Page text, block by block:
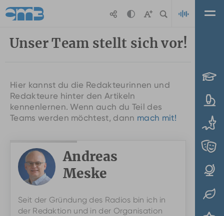
Zum Hauptinhalt springen
Unser Team stellt sich vor!
Hier kannst du die Redakteurinnen und
Redakteure hinter den Artikeln
kennenlernen. Wenn auch du Teil des
Teams werden möchtest, dann mach mit!
Andreas
Meske
Seit der Gründung des Radios bin ich in
der Redaktion und in der Organisation